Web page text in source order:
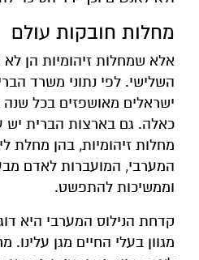
מחלות חובקות עולם
אלא שמחלות זיהומיות הן
ישראלים מאושפזים בכל
כאלה. גם בארצות הברית יש
מחלות זיהומיות, בהן מחלת
המערבי, המועברות לאדם
וממשיכות להתפשט.
קדחת הנילוס המערבי היא
מגוון בעלי החיים מגן עלינו.